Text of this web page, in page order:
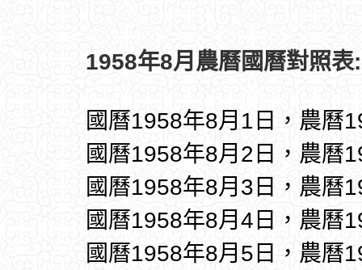
1958年8月農曆國曆對照表:
國曆1958年8月1日，農曆
國曆1958年8月2日，農曆
國曆1958年8月3日，農曆
國曆1958年8月4日，農曆
國曆1958年8月5日，農曆